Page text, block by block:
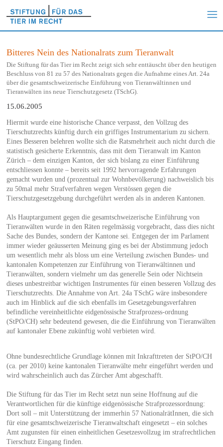
Bitteres Nein des Nationalrats zum Tieranwalt
Die Stiftung für das Tier im Recht zeigt sich sehr enttäuscht über den heutigen
Beschluss von 81 zu 57 des Nationalrats gegen die Aufnahme eines Art. 24a
über die gesamtschweizerische Einführung von Tieranwältinnen und
Tieranwälten ins neue Tierschutzgesetz (TSchG).
15.06.2005
Hiermit wurde eine historische Chance verpasst, den Vollzug des
Tierschutzrechts künftig durch ein griffiges Instrumentarium zu sichern.
Eines Besseren belehren wollte sich die Ratsmehrheit auch nicht durch die
statistisch gesicherte Erkenntnis, dass mit dem Tieranwalt im Kanton
Zürich – dem einzigen Kanton, der sich bislang zu einer Einführung
entschliessen konnte – bereits seit 1992 hervorragende Erfahrungen
gemacht wurden und (prozentual zur Wohnbevölkerung) nachweislich bis
zu 50mal mehr Strafverfahren wegen Verstössen gegen die
Tierschutzgesetzgebung durchgeführt werden als in anderen Kantonen.
Als Hauptargument gegen die gesamtschweizerische Einführung von
Tieranwälten wurde in den Räten regelmässig vorgebracht, dass dies nicht
Sache des Bundes, sondern der Kantone sei. Entgegen der im Parlament
immer wieder geäusserten Meinung ging es bei der Abstimmung jedoch
um wesentlich mehr als bloss um eine Verteilung zwischen Bundes- und
kantonalen Kompetenzen zur Einführung von Tieranwältinnen und
Tieranwälten, sondern vielmehr um das generelle Sein oder Nichtsein
dieses unbestreitbar wichtigen Instrumentes für einen besseren Vollzug des
Tierschutzrechts. Die Annahme von Art. 24a TSchG wäre insbesondere
auch im Hinblick auf die sich ebenfalls im Gesetzgebungsverfahren
befindliche vereinheitlichte eidgenössische Strafprozess-ordnung
(StPO/CH) sehr bedeutend gewesen, die die Einführung von Tieranwälten
auf kantonaler Ebene zukünftig wohl verbieten wird.
Ohne bundesrechtliche Grundlage können mit Inkrafttreten der StPO/CH
(ca. per 2010) keine kantonalen Tieranwälte mehr eingeführt werden und
wird wahrscheinlich auch das Zürcher Amt abgeschafft.
Die Stiftung für das Tier im Recht setzt nun seine Hoffnung auf die
Verantwortlichen für die künftige eidgenössische Strafprozessordnung:
Dort soll – mit Unterstützung der immerhin 57 NationalrätInnen, die sich
für eine gesamtschweizerische Tieranwaltschaft eingesetzt – ein solches
Amt zugunsten für einen einheitlichen Gesetzesvollzug im strafrechtlichen
Tierschutz Eingang finden.